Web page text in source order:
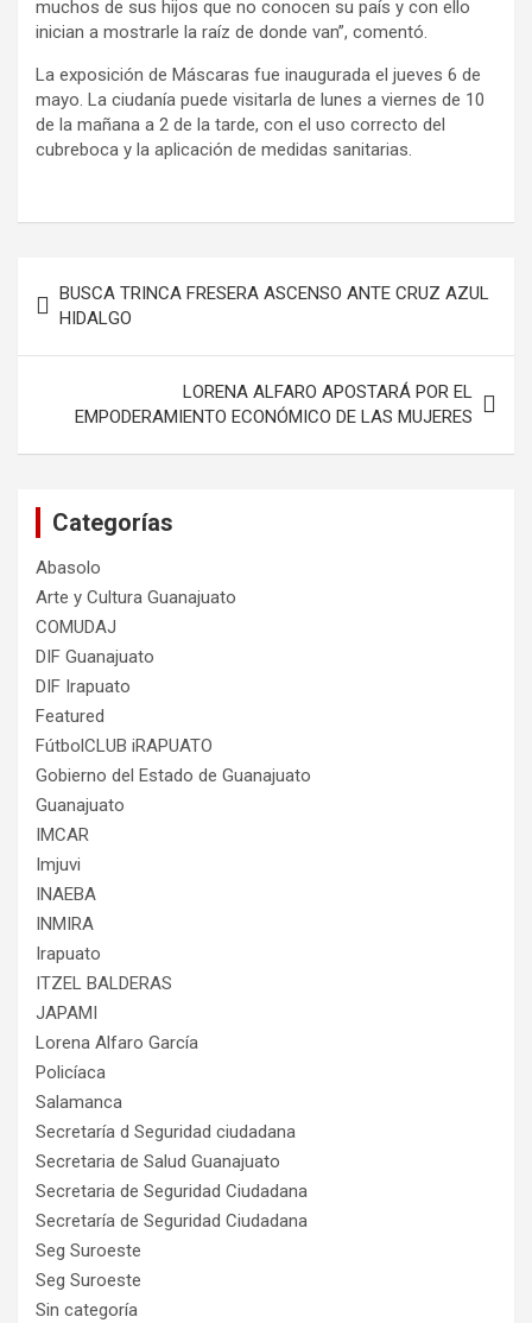
muchos de sus hijos que no conocen su país y con ello
inician a mostrarle la raíz de donde van”, comentó.
La exposición de Máscaras fue inaugurada el jueves 6 de
mayo. La ciudanía puede visitarla de lunes a viernes de 10
de la mañana a 2 de la tarde, con el uso correcto del
cubreboca y la aplicación de medidas sanitarias.
de
entradas
BUSCA TRINCA FRESERA ASCENSO ANTE CRUZ AZUL
HIDALGO
LORENA ALFARO APOSTARÁ POR EL
EMPODERAMIENTO ECONÓMICO DE LAS MUJERES
Categorías
Abasolo
Arte y Cultura Guanajuato
COMUDAJ
DIF Guanajuato
DIF Irapuato
Featured
FútbolCLUB iRAPUATO
Gobierno del Estado de Guanajuato
Guanajuato
IMCAR
Imjuvi
INAEBA
INMIRA
Irapuato
ITZEL BALDERAS
JAPAMI
Lorena Alfaro García
Policíaca
Salamanca
Secretaría d Seguridad ciudadana
Secretaria de Salud Guanajuato
Secretaria de Seguridad Ciudadana
Secretaría de Seguridad Ciudadana
Seg Suroeste
Seg Suroeste
Sin categoría